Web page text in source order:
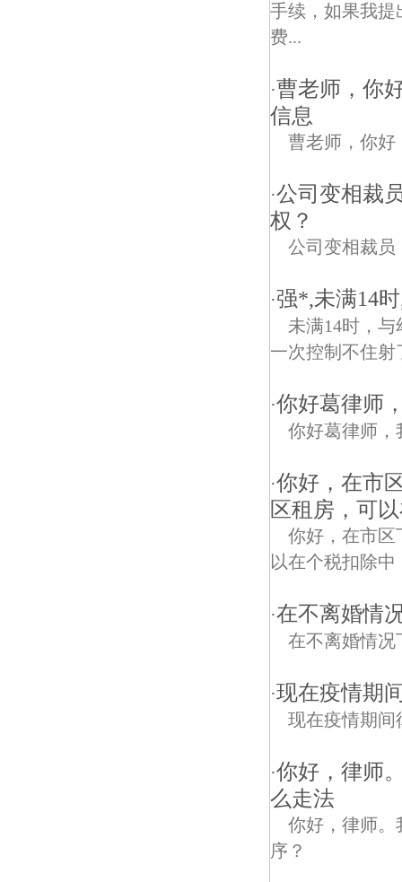
手续，如果我提
费...
·曹老师，你
信息
曹老师，你好
·公司变相裁
权？
公司变相裁员
·强*,未满14
未满14时，
一次控制不住射
·你好葛律师
你好葛律师，
·你好，在市
区租房，可
你好，在市区
以在个税扣除
·在不离婚情
在不离婚情况
·现在疫情期
现在疫情期间
·你好，律师
么走法
你好，律师。
序？